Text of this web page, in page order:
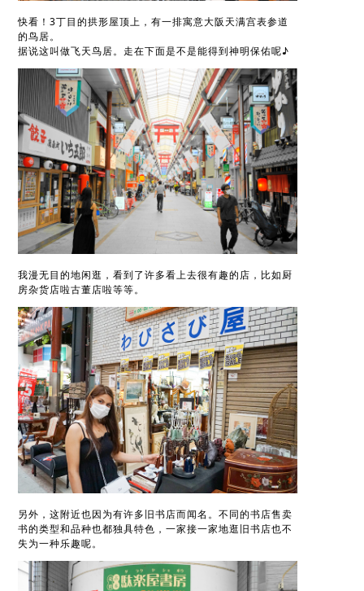
快看！3丁目的拱形屋顶上，有一排寓意大阪天满宫表参道
的鸟居。
据说这叫做飞天鸟居。走在下面是不是能得到神明保佑呢♪
我漫无目的地闲逛，看到了许多看上去很有趣的店，比如厨
房杂货店啦古董店啦等等。
另外，这附近也因为有许多旧书店而闻名。不同的书店售卖
书的类型和品种也都独具特色，一家接一家地逛旧书店也不
失为一种乐趣呢。